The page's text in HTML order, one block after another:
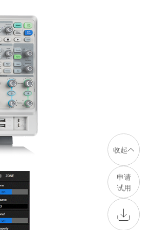
收起
申请
试用